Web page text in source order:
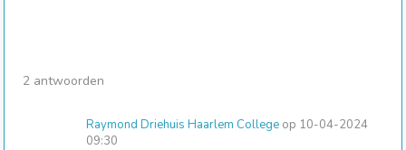
2 antwoorden
Raymond Driehuis Haarlem College op 10-04-2024
09:30